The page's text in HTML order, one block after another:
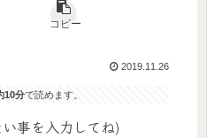
コピー
2019.11.26
10分で読めます。
事を入力してね)